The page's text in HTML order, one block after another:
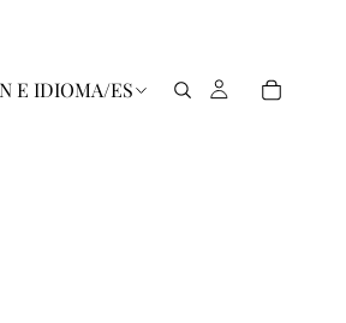
E IDIOMA/ES